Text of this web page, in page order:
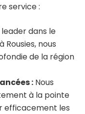
service :
dans le
nous
de la région
: Nous
à la pointe
efficacement les